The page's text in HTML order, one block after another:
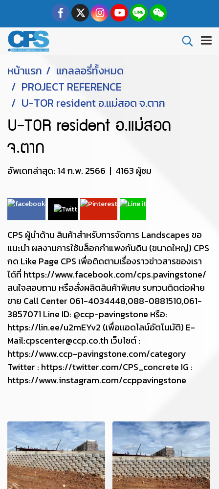
หน้าแรก
แกลลอรี่ทั้งหมด
PROJECT REFERENCE
U-TOR resident อ.แม่สอด จ.ตาก
U-TOR resident อ.แม่สอด
จ.ตาก
อัพเดทล่าสุด: 14 ก.พ. 2566 | 4163 ผู้ชม
CPS ผู้นำด้าน สินค้าสำหรับการจัดการ Landscapes ขอ
แนะนำ ผลงานการใช้บล็อกกำแพงกันดิน (ขนาดใหญ่) CPS
กด Like Page CPS เพื่อติดตามเรื่องราวข่าวสารของเรา
ได้ที่ https://www.facebook.com/cps.pavingstone/
สนใจสอบถาม หรือสั่งผลิตสินค้าพิเศษ รบกวนติดต่อฝ่าย
ขาย Call Center 061-4034448,088-0881510,061-
3857071 Line ID: @ccp-pavingstone หรือ:
https://lin.ee/u2mEYv2 (เพื่อเเอดไลน์อัตโนมัติ) E-
Mail:cpscenter@ccp.co.th เว็บไซต์ :
https://www.ccp-pavingstone.com/category
Twitter : https://twitter.com/CPS_concrete IG :
https://www.instagram.com/ccppavingstone